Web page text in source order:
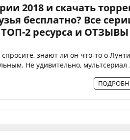
2018 и скачать
бесплатно? Все
ТОП-2 ресурса и ОТЗЫВЫ
знают ли он что-то о
Не удивительно, мультсериал